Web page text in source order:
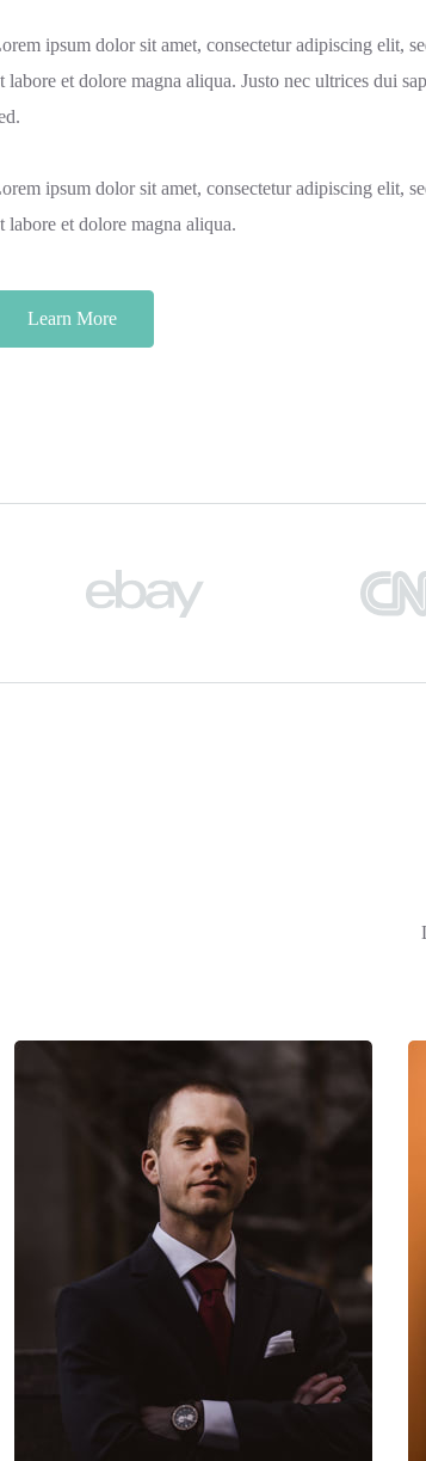
ipsum dolor sit amet, consectetur adipiscing elit,
labore et dolore magna aliqua. Justo nec ultrices dui
ipsum dolor sit amet, consectetur adipiscing elit,
labore et dolore magna aliqua.
Learn More